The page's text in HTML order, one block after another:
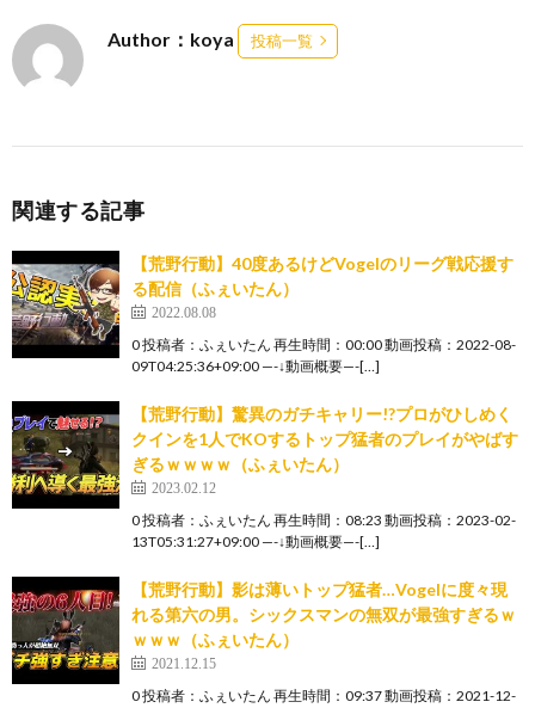
Author：koya 投稿一覧
関連する記事
【荒野行動】40度あるけどVogelのリーグ戦応援す
る配信（ふぇいたん）
2022.08.08
0 投稿者：ふぇいたん 再生時間：00:00 動画投稿：2022-08-
09T04:25:36+09:00 —-↓動画概要—-[…]
【荒野行動】驚異のガチキャリー!?プロがひしめく
クインを1人でKOするトップ猛者のプレイがやばす
ぎるｗｗｗｗ（ふぇいたん）
2023.02.12
0 投稿者：ふぇいたん 再生時間：08:23 動画投稿：2023-02-
13T05:31:27+09:00 —-↓動画概要—-[…]
【荒野行動】影は薄いトップ猛者…Vogelに度々現
れる第六の男。シックスマンの無双が最強すぎるｗ
ｗｗｗ（ふぇいたん）
2021.12.15
0 投稿者：ふぇいたん 再生時間：09:37 動画投稿：2021-12-